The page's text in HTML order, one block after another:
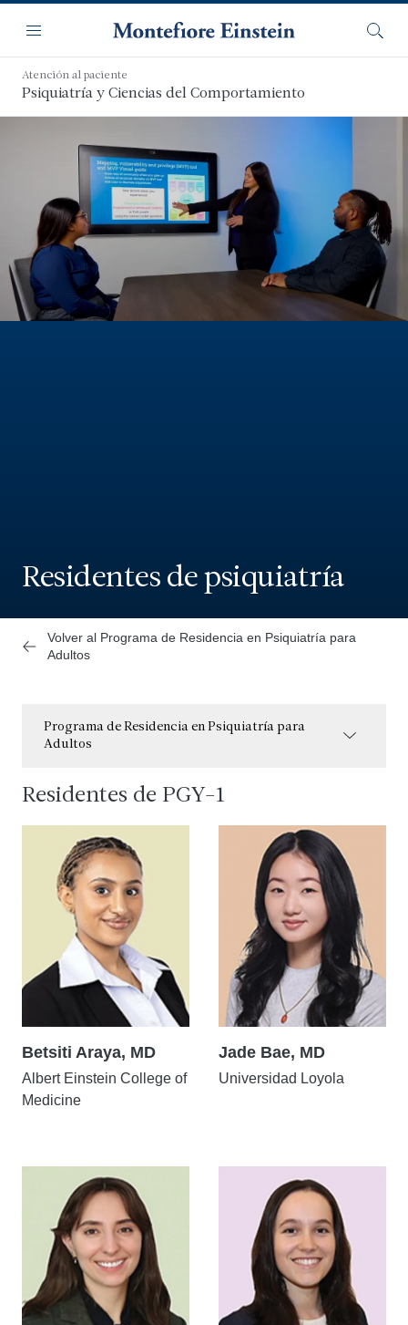
contenido
principal
Navegación
Menú
Atención al paciente
Psiquiatría y Ciencias del Comportamiento
Residentes de psiquiatría
Volver al Programa de Residencia en Psiquiatría para
Adultos
Programa de Residencia en Psiquiatría para
Adultos
Residentes de PGY-1
Betsiti Araya, MD
Albert Einstein College of
Medicine
Jade Bae, MD
Universidad Loyola